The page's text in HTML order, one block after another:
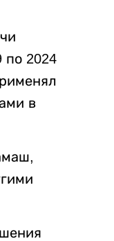
по 2024
в